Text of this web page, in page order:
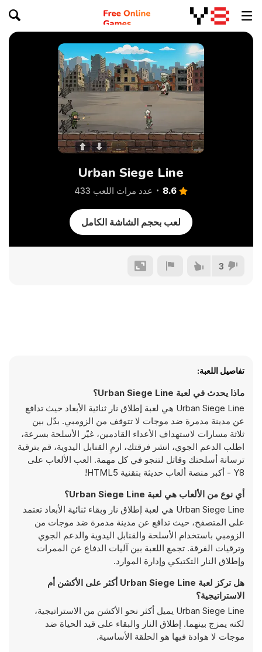
Urban Siege Line
8.6 عدد مرات اللعب 433
لعب بحجم الشاشة الكامل
3
تفاصيل اللعبة:
ماذا يحدث في لعبة Urban Siege Line؟
Urban Siege Line هي لعبة إطلاق نار ثنائية الأبعاد حيث تدافع
عن مدينة مدمرة ضد موجات لا تتوقف من الزومبي. بدّل بين
ثلاثة مسارات لاستهداف الأعداء القادمين، غيّر الأسلحة بسرعة،
اطلب الدعم الجوي، انشر فرقتك، ارمِ القنابل اليدوية، قم بترقية
ترسانة أسلحتك وقاتل لتنجو في كل مهمة. العب الألعاب على
Y8 - أكبر منصة ألعاب حديثة بتقنية HTML5!
أي نوع من الألعاب هي لعبة Urban Siege Line؟
Urban Siege Line هي لعبة إطلاق نار وبقاء ثنائية الأبعاد تعتمد
على المتصفح، حيث تدافع عن مدينة مدمرة ضد موجات من
الزومبي باستخدام الأسلحة والقنابل اليدوية والدعم الجوي
وترقيات الفرقة. تجمع اللعبة بين آليات الدفاع عن الممرات
وإطلاق النار التكتيكي وإدارة الموارد.
هل تركز لعبة Urban Siege Line أكثر على الأكشن أم
الاستراتيجية؟
Urban Siege Line يميل أكثر نحو الأكشن من الاستراتيجية،
لكنه يمزج بينهما. إطلاق النار والبقاء على قيد الحياة ضد
موجات لا هوادة فيها هو الحلقة الأساسية.